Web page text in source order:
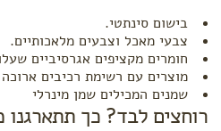
בישום סינתטי.
צבעי מאכל וצבעים מלאכותיים.
חומרים מקציפים אגרסיביים
מוצרים עם רשימת רכיבים
שמנים המכילים שמן מינרלי
רוחצים לבד? כך